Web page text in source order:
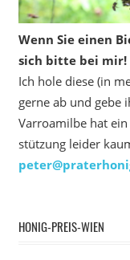
Wenn Sie einen
sich bitte bei mir!
Ich hole diese (in
gerne ab und gebe
Varroamilbe hat
stützung leider
HONIG-PREIS-WIEN